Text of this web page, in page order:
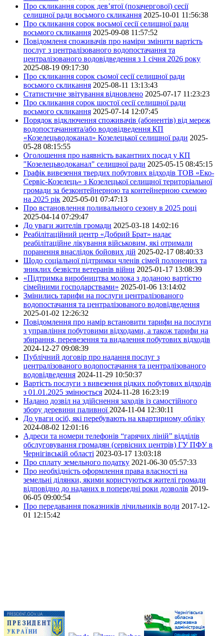
Про скликання сорок дев’ятої (позачергової) сесії
селищної ради восьмого скликання 2025-10-01 11:56:38
Про скликання сорок восьмої сесії селищної ради
восьмого скликання 2025-09-08 11:57:52
Повідомленя споживачів про наміри змінити вартість
послуг з централізованого водопостачання та
централізованого водовідведення з 1 січня 2026 року
2025-08-19 09:17:30
Про скликання сорок сьомої сесії селищної ради
восьмого скликання 2025-08-11 13:13:43
Статистичне звітування відновлено 2025-07-17 11:23:23
Про скликання сорок шостої сесії селищної ради
восьмого скликання 2025-07-14 12:07:45
Порядок відключення споживачів (абонентів) від мереж
водопостачаннята/або водовідведення КП
«Козелецьводоканал» Козелецької селищної ради 2025-
05-28 08:15:55
Оголошення про наявність вакантних посад у КП
"Козелецьводоканал" селищної ради 2025-05-15 08:45:15
Графік вивезення твердих побутових відходів ТОВ «Еко-
Сервіс-Козелець» з Козелецької селищної територіальної
громади за безконтейнерною та контейнерною схемою
на 2025 рік 2025-05-01 07:47:13
Про встановлення поливального сезону в 2025 році
2025-04-14 07:29:47
До уваги жителів громади 2025-03-18 14:02:16
Реабілітаційний центр «Добрий Брат» надає
реабілітаційне лікування військовим, які отримали
поранення внаслідок бойових дій 2025-02-17 08:40:33
Щодо соціальної підтримки членів сімей полонених та
зниклих безвісти ветеранів війни 2025-01-17 13:08:39
«Підтримка виробництва молока з доданою вартістю
сімейними господарствами» 2025-01-06 13:14:02
Змінились тарифи на послуги централізованого
водопостачання та централізованого водовідведення
2025-01-02 12:26:32
Повідомлення про намір встановити тарифи на послуги
з управління побутовими відходами, а також тарифи на
збирання, перевезення та видалення побутових відходів
2024-12-27 09:08:39
Публічний договір про надання послуг з
централізованого водопостачання та централізованого
водовідведення 2024-11-29 10:50:37
Вартість послуги з вивезення рідких побутових відходів
з 01.01.2025 змінюється 2024-11-28 16:23:19
Надано дозвіл на здійснення заходів із самостійного
збору деревини паливної 2024-11-04 12:30:11
До уваги осіб, які перебувають на квартирному обліку
2024-08-02 12:01:16
Адреси та номери телефонів “гарячих ліній” відділів
обслуговування громадян (сервісних центрів) ГУ ПФУ в
Чернігівській області 2023-03-17 13:03:18
Про сплату земельного податку 2021-06-30 05:57:33
Про необхідність оформлення права власності на
земельні ділянки, якими користуються жителі громади
відповідно до наданих в попередні роки дозволів 2019-
06-05 09:00:54
Про передавання показників лічильників води 2017-12-
01 12:15:42